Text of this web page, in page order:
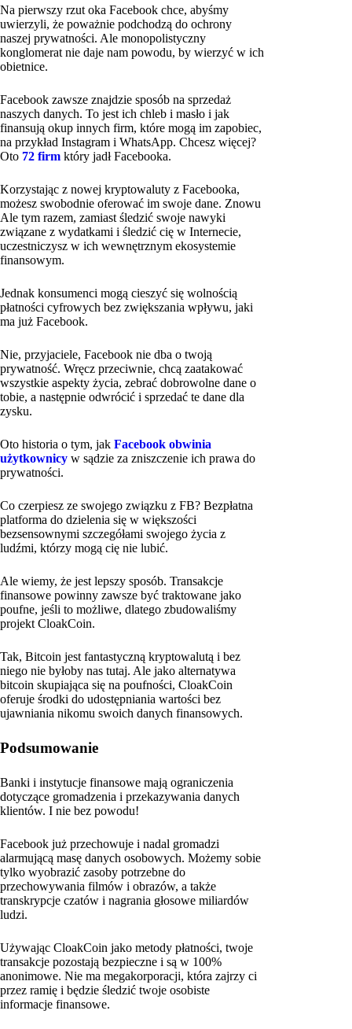
Na pierwszy rzut oka Facebook chce, abyśmy
uwierzyli, że poważnie podchodzą do ochrony
naszej prywatności. Ale monopolistyczny
konglomerat nie daje nam powodu, by wierzyć w ich
obietnice.
Facebook zawsze znajdzie sposób na sprzedaż
naszych danych. To jest ich chleb i masło i jak
finansują okup innych firm, które mogą im zapobiec,
na przykład Instagram i WhatsApp. Chcesz więcej?
Oto 72 firm który jadł Facebooka.
Korzystając z nowej kryptowaluty z Facebooka,
możesz swobodnie oferować im swoje dane. Znowu
Ale tym razem, zamiast śledzić swoje nawyki
związane z wydatkami i śledzić cię w Internecie,
uczestniczysz w ich wewnętrznym ekosystemie
finansowym.
Jednak konsumenci mogą cieszyć się wolnością
płatności cyfrowych bez zwiększania wpływu, jaki
ma już Facebook.
Nie, przyjaciele, Facebook nie dba o twoją
prywatność. Wręcz przeciwnie, chcą zaatakować
wszystkie aspekty życia, zebrać dobrowolne dane o
tobie, a następnie odwrócić i sprzedać te dane dla
zysku.
Oto historia o tym, jak Facebook obwinia
użytkownicy w sądzie za zniszczenie ich prawa do
prywatności.
Co czerpiesz ze swojego związku z FB? Bezpłatna
platforma do dzielenia się w większości
bezsensownymi szczegółami swojego życia z
ludźmi, którzy mogą cię nie lubić.
Ale wiemy, że jest lepszy sposób. Transakcje
finansowe powinny zawsze być traktowane jako
poufne, jeśli to możliwe, dlatego zbudowaliśmy
projekt CloakCoin.
Tak, Bitcoin jest fantastyczną kryptowalutą i bez
niego nie byłoby nas tutaj. Ale jako alternatywa
bitcoin skupiająca się na poufności, CloakCoin
oferuje środki do udostępniania wartości bez
ujawniania nikomu swoich danych finansowych.
Podsumowanie
Banki i instytucje finansowe mają ograniczenia
dotyczące gromadzenia i przekazywania danych
klientów. I nie bez powodu!
Facebook już przechowuje i nadal gromadzi
alarmującą masę danych osobowych. Możemy sobie
tylko wyobrazić zasoby potrzebne do
przechowywania filmów i obrazów, a także
transkrypcje czatów i nagrania głosowe miliardów
ludzi.
Używając CloakCoin jako metody płatności, twoje
transakcje pozostają bezpieczne i są w 100%
anonimowe. Nie ma megakorporacji, która zajrzy ci
przez ramię i będzie śledzić twoje osobiste
informacje finansowe.